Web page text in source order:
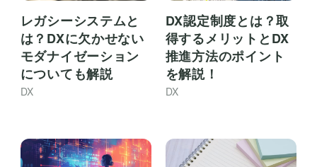
レガシーシステムと
は？DXに欠かせない
モダナイゼーション
についても解説
DX
DX認定制度とは？取
得するメリットとDX
推進方法のポイント
を解説！
DX